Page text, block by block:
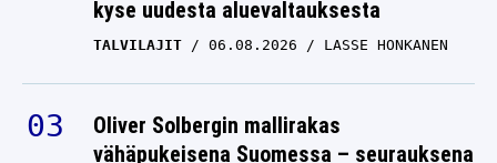
TALVILAJIT 06.08.2026 LASSE HONKANEN
Oliver Solbergin mallirakas
vähäpukeisena Suomessa – seurauksena
melkoinen rallikuva